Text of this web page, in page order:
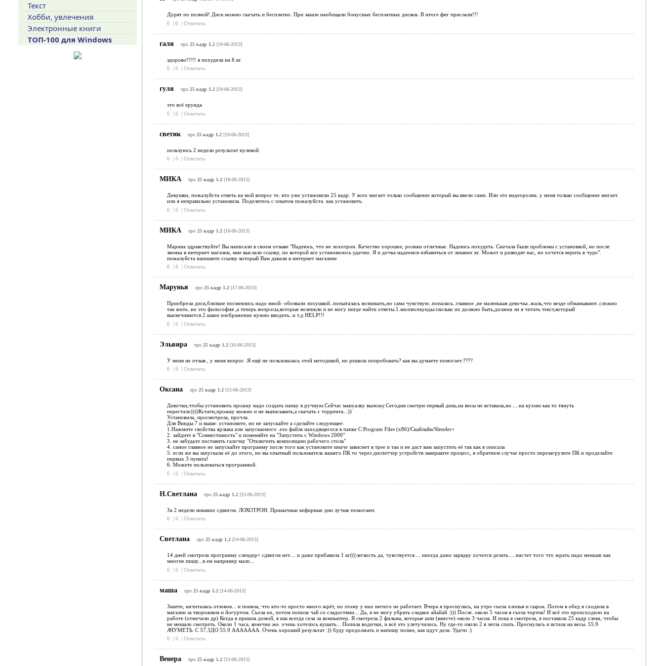
Дурят по полной! Диск можно скачать и бесплатно. При заказе наобещали бонусных бесплатных дисков. В итоге фиг прислали!!!
6
| 6 | Ответить
галя про 25 кадр 1.2[19-06-2013]
здорово!!!!! я похудела на 6 кг.
6
| 6 | Ответить
гуля про 25 кадр 1.2[19-06-2013]
это всё ерунда
6
| 6 | Ответить
светик про 25 кадр 1.2[19-06-2013]
пользуюсь 2 недели результат нулевой
6
| 6 | Ответить
МИКА про 25 кадр 1.2[18-06-2013]
Девушки, пожалуйста ответь на мой вопрос те. кто уже установили 25 кадр. У всех мигает только сообщение который вы ввели сами. Или это видеоролик. у меня только сообщение мигает.
или я неправильно установила. Поделитесь с опытом пожалуйста. как установить.
6
| 6 | Ответить
МИКА про 25 кадр 1.2[18-06-2013]
Марина здравствуйте! Вы написали в своем отзыве "Надеюсь, что не лохотрон. Качество хорошее, ролики отличные. Надеюсь похудеть. Сначала были проблемы с установкой, но после
звонка в интернет магазин, мне выслали ссылку, по которой все установилось удачно. Я и дочка надеемся избавиться от лишних кг. Может и разводят нас, но хочется верить в чудо".
пожалуйста напишите ссылку который Вам давали в интернет магазине
6
| 6 | Ответить
Марунья про 25 кадр 1.2[17-06-2013]
Приобрела диск,близкие посмеялись надо мной- обозвали лохушкой..попыталась возникать,но сама чувствую..попалась..главное ,не маленькая девочка..жаль,что везде обманывают..сложно
так жить..но это философия ,а теперь вопросы,которые возникли и не могу нигде найти ответы.1.миллисекунды:сколько их должно быть,должна ли я читать текст,который
высвечивается.2.какое изображение нужно вводить..и т.д HELP!!!
6
| 6 | Ответить
Эльвира про 25 кадр 1.2[16-06-2013]
У меня не отзыв , у меня вопрос .Я ещё не пользовалась этой методикой, но решила попробовать? как вы думаете помогает.????
6
| 6 | Ответить
Оксана про 25 кадр 1.2[15-06-2013]
Девочки,чтобы установить прожку надо создать папку в ручную.Сейчас мануалку выложу.Сегодня смотрю первый день,на весы не вставала,но.....на кухню как то тянуть
перестало))))Кстати,прожку можно и не выписывать,а скачать с торрента...))
Установила, просмотрела, прочла.
Для Винды 7 и выше: установите, но не запускайте а сделайте следующее:
1.Нажмите свойства ярлыка или запускаемого .exe файла находящегося в папке C:Program Files (x86)/Скайлайн/Slender+
2. зайдите в "Совместимость" и поменяйте на "Запустить с Windows 2000"
3. не забудьте поставить галочку "Отключить композицию рабочего стола"
4. самое главное не запускайте программу после того как установите иначе зависнет в трее и так и не даст вам запустить её так как я описала
5. если же вы запускали её до этого, но вы опытный пользователь вашего ПК то через диспетчер устройств завершите процесс, в обратном случае просто перезагрузите ПК и проделайте
первых 3 пункта!
6. Можете пользоваться программой.
6
| 6 | Ответить
Н.Светлана про 25 кадр 1.2[15-06-2013]
За 2 недели никаких сдвигов. ЛОХОТРОН. Приаычные кефирные дни лучше помогают.
6
| 6 | Ответить
Светлана про 25 кадр 1.2[14-06-2013]
14 дней смотрела программу слендер+ сдвигов нет.... и даже прибавила 1 кг(((легкость да, чувствуется.... иногда даже зарядку хочется делать.....насчет того что жрать надо меньше как
многие пишу...я ем например мало...
6
| 6 | Ответить
маша про 25 кадр 1.2[14-06-2013]
Знаете, начиталась отзовов... и поняла, что кто-то просто много жрёт, по этому у них ничего не работает. Вчера я проснулась, на утро съела хлопья и сырок. Потом в обед я сходила в
магазин за творожком и йогуртом. Съела их, потом попила чай со сладостями... Да, я не могу убрать сладкое айайай :))) После. около 5 часов я съела тортик! И всё это происходило на
работе (отмечали др) Когда я пришла домой, я как всегда села за компьютер. Я смотрела 2 фильма, которые шли (вместе) около 3 часов. И пока я смотрела, я поставила 25 кадр слева, чтобы
не мешало смотреть. Около 1 часа, конечно же. очень хотелось кушать... Попила водички, и всё это улетучилось. Ну где-то около 2 я легла спать. Проснулась и встала на весы. 55.9
АЧУМЕТЬ. С 57.3ДО 55.9 ААААААА. Очень хороший результат :)) буду продолжать и напишу позже, как идут дела. Удачи :)
6
| 6 | Ответить
Венера про 25 кадр 1.2[13-06-2013]
Текст
Хобби, увлечения
Электронные книги
ТОП-100 для Windows